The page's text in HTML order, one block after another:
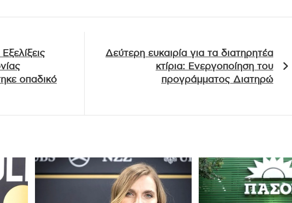
οπαδικό
Δεύτερη ευκαιρία για τα διατηρητέα
κτίρια: Ενεργοποίηση του
προγράμματος Διατηρώ